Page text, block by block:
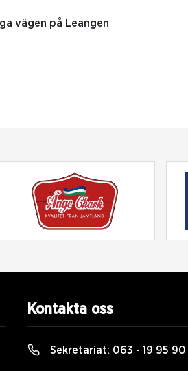
vägen på Leangen
Kontakta oss
Sekretariat: 063 - 19 95 90